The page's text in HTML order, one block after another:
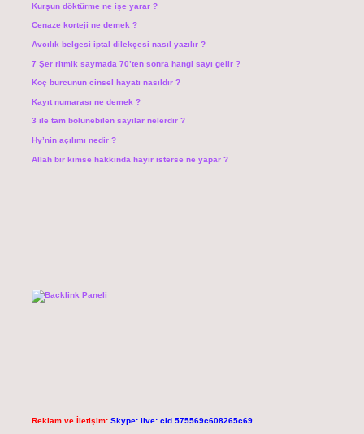
Kurşun döktürme ne işe yarar ?
Cenaze korteji ne demek ?
Avcılık belgesi iptal dilekçesi nasıl yazılır ?
7 Şer ritmik saymada 70’ten sonra hangi sayı gelir ?
Koç burcunun cinsel hayatı nasıldır ?
Kayıt numarası ne demek ?
3 ile tam bölünebilen sayılar nelerdir ?
Hy’nin açılımı nedir ?
Allah bir kimse hakkında hayır isterse ne yapar ?
Reklam ve İletişim: Skype: live:.cid.575569c608265c69